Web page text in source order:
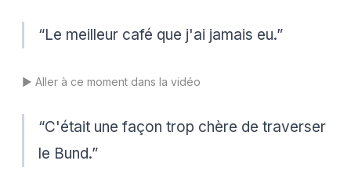
“Le meilleur café que j'ai jamais eu.”
▶️ Aller à ce moment dans la vidéo
“C'était une façon trop chère de traverser
le Bund.”